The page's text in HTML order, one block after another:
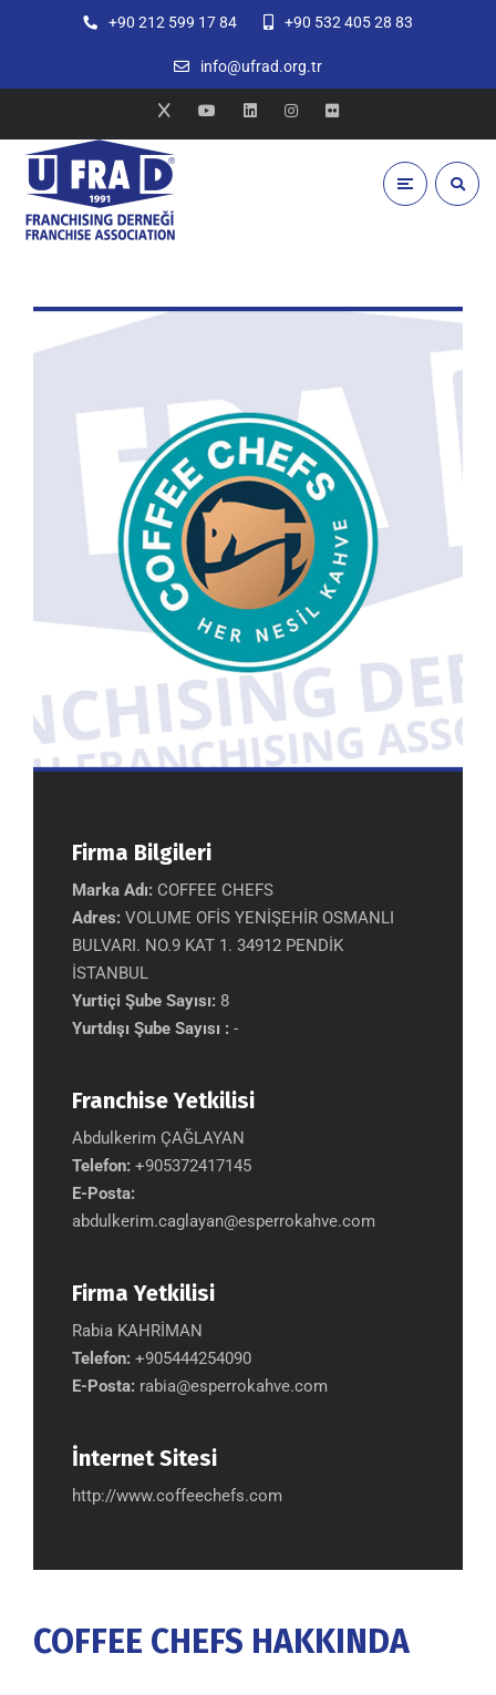
+90 212 599 17 84 +90 532 405 28 83
info@ufrad.org.tr
Firma Bilgileri
Marka Adı: COFFEE CHEFS
Adres: VOLUME OFİS YENİŞEHİR OSMANLI
BULVARI. NO.9 KAT 1. 34912 PENDİK
İSTANBUL
Yurtiçi Şube Sayısı: 8
Yurtdışı Şube Sayısı : -
Franchise Yetkilisi
Abdulkerim ÇAĞLAYAN
Telefon: +905372417145
E-Posta:
abdulkerim.caglayan@esperrokahve.com
Firma Yetkilisi
Rabia KAHRİMAN
Telefon: +905444254090
E-Posta: rabia@esperrokahve.com
İnternet Sitesi
http://www.coffeechefs.com
COFFEE CHEFS HAKKINDA